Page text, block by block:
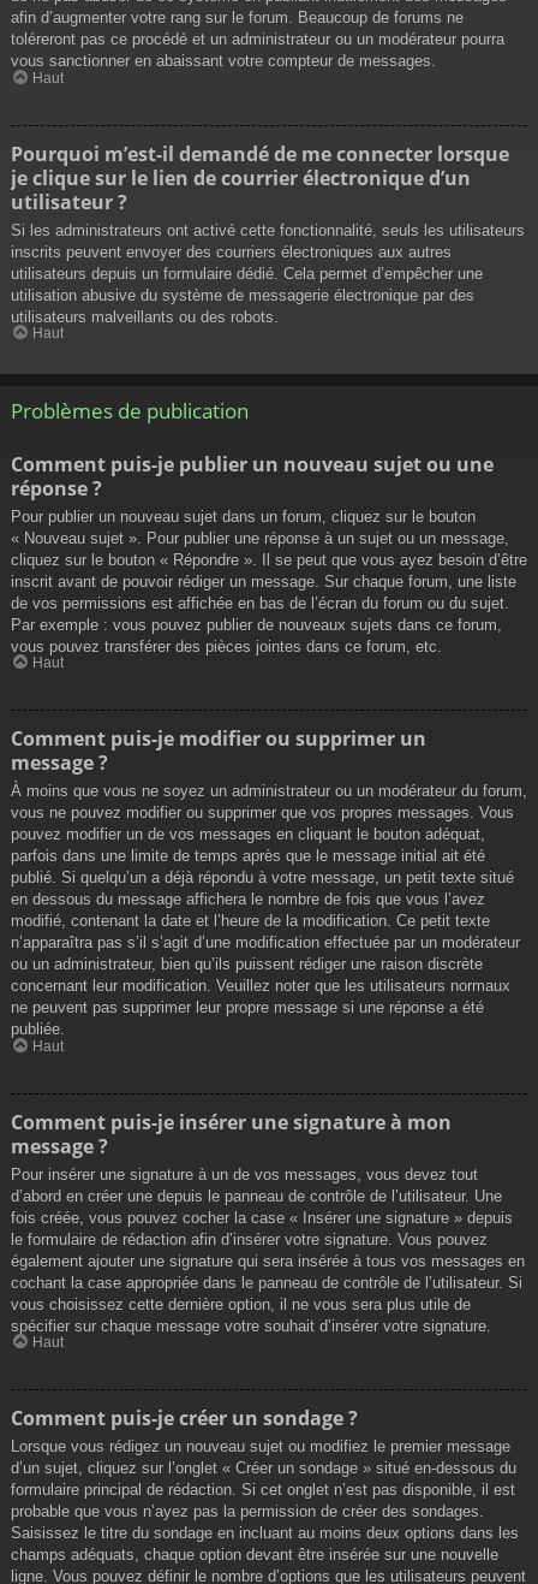
afin d’augmenter votre rang sur le forum. Beaucoup de forums ne
toléreront pas ce procédé et un administrateur ou un modérateur pourra
vous sanctionner en abaissant votre compteur de messages.
Haut
Pourquoi m’est-il demandé de me connecter lorsque
je clique sur le lien de courrier électronique d’un
utilisateur ?
Si les administrateurs ont activé cette fonctionnalité, seuls les utilisateurs
inscrits peuvent envoyer des courriers électroniques aux autres
utilisateurs depuis un formulaire dédié. Cela permet d’empêcher une
utilisation abusive du système de messagerie électronique par des
utilisateurs malveillants ou des robots.
Haut
Problèmes de publication
Comment puis-je publier un nouveau sujet ou une
réponse ?
Pour publier un nouveau sujet dans un forum, cliquez sur le bouton
« Nouveau sujet ». Pour publier une réponse à un sujet ou un message,
cliquez sur le bouton « Répondre ». Il se peut que vous ayez besoin d’être
inscrit avant de pouvoir rédiger un message. Sur chaque forum, une liste
de vos permissions est affichée en bas de l’écran du forum ou du sujet.
Par exemple : vous pouvez publier de nouveaux sujets dans ce forum,
vous pouvez transférer des pièces jointes dans ce forum, etc.
Haut
Comment puis-je modifier ou supprimer un
message ?
À moins que vous ne soyez un administrateur ou un modérateur du forum,
vous ne pouvez modifier ou supprimer que vos propres messages. Vous
pouvez modifier un de vos messages en cliquant le bouton adéquat,
parfois dans une limite de temps après que le message initial ait été
publié. Si quelqu’un a déjà répondu à votre message, un petit texte situé
en dessous du message affichera le nombre de fois que vous l’avez
modifié, contenant la date et l’heure de la modification. Ce petit texte
n’apparaîtra pas s’il s’agit d’une modification effectuée par un modérateur
ou un administrateur, bien qu’ils puissent rédiger une raison discrète
concernant leur modification. Veuillez noter que les utilisateurs normaux
ne peuvent pas supprimer leur propre message si une réponse a été
publiée.
Haut
Comment puis-je insérer une signature à mon
message ?
Pour insérer une signature à un de vos messages, vous devez tout
d’abord en créer une depuis le panneau de contrôle de l’utilisateur. Une
fois créée, vous pouvez cocher la case « Insérer une signature » depuis
le formulaire de rédaction afin d’insérer votre signature. Vous pouvez
également ajouter une signature qui sera insérée à tous vos messages en
cochant la case appropriée dans le panneau de contrôle de l’utilisateur. Si
vous choisissez cette dernière option, il ne vous sera plus utile de
spécifier sur chaque message votre souhait d’insérer votre signature.
Haut
Comment puis-je créer un sondage ?
Lorsque vous rédigez un nouveau sujet ou modifiez le premier message
d’un sujet, cliquez sur l’onglet « Créer un sondage » situé en-dessous du
formulaire principal de rédaction. Si cet onglet n’est pas disponible, il est
probable que vous n’ayez pas la permission de créer des sondages.
Saisissez le titre du sondage en incluant au moins deux options dans les
champs adéquats, chaque option devant être insérée sur une nouvelle
ligne. Vous pouvez définir le nombre d’options que les utilisateurs peuvent